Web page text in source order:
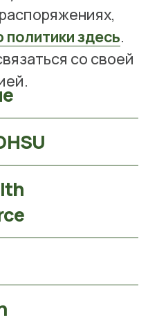
здесь.
со своей